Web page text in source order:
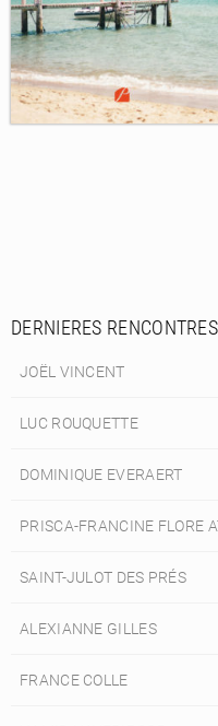
DERNIERES RENCONTRES
JOËL VINCENT
LUC ROUQUETTE
DOMINIQUE EVERAERT
PRISCA-FRANCINE FLORE
SAINT-JULOT DES PRÉS
ALEXIANNE GILLES
FRANCE COLLE